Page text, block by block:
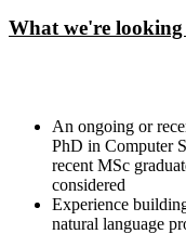
What we're
An ongoing or
PhD in Computer
recent MSc
considered
Experience
natural language